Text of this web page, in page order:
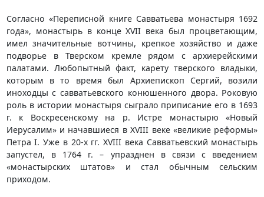
Согласно «Переписной книге Савватьева монастыря 1692
года», монастырь в конце XVII века был процветающим,
имел значительные вотчины, крепкое хозяйство и даже
подворье в Тверском кремле рядом с архиерейскими
палатами. Любопытный факт, карету тверского владыки,
которым в то время был Архиепископ Сергий, возили
иноходцы с савватьевского конюшенного двора. Роковую
роль в истории монастыря сыграло приписание его в 1693
г. к Воскресенскому на р. Истре монастырю «Новый
Иерусалим» и начавшиеся в XVIII веке «великие реформы»
Петра I. Уже в 20-х гг. XVIII века Савватьевский монастырь
запустел, в 1764 г. – упразднен в связи с введением
«монастырских штатов» и стал обычным сельским
приходом.